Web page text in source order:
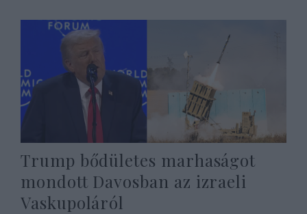
Trump bődületes marhaságot
mondott Davosban az izraeli
Vaskupoláról